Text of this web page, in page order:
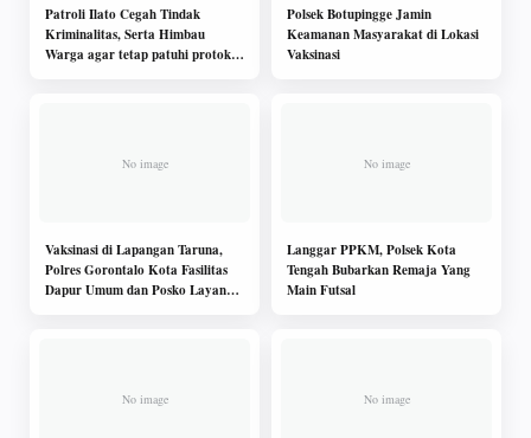
Patroli Ilato Cegah Tindak
Kriminalitas, Serta Himbau
Warga agar tetap patuhi protokol
Polsek Botupingge Jamin
Keamanan Masyarakat di Lokasi
Vaksinasi
Vaksinasi di Lapangan Taruna,
Polres Gorontalo Kota Fasilitas
Dapur Umum dan Posko Layanan
Langgar PPKM, Polsek Kota
Tengah Bubarkan Remaja Yang
Main Futsal